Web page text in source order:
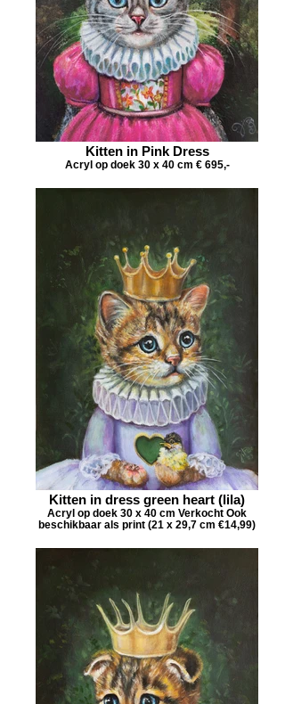
Kitten in Pink Dress
Acryl op doek 30 x 40 cm € 695,-
Kitten in dress green heart (lila)
Acryl op doek 30 x 40 cm Verkocht Ook
beschikbaar als print (21 x 29,7 cm €14,99)